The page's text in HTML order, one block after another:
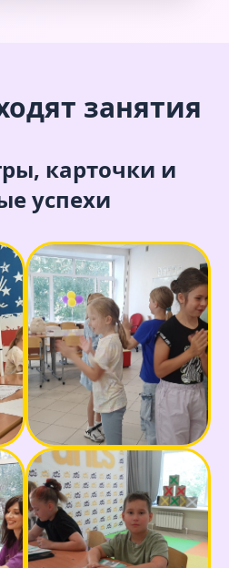
занятия
карточки и
успехи